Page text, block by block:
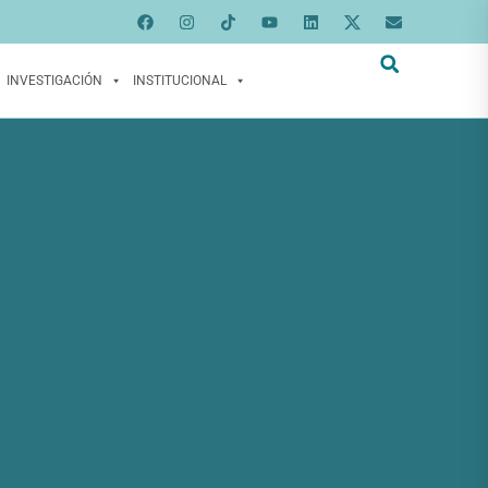
INVESTIGACIÓN INSTITUCIONAL